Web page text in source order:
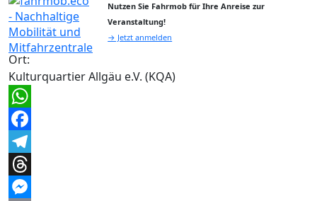
Nutzen Sie Fahrmob für Ihre Anreise zur
Veranstaltung!
→ Jetzt anmelden
Ort:
Kulturquartier Allgäu e.V. (KQA)
WhatsApp
Facebook
Telegram
Threads